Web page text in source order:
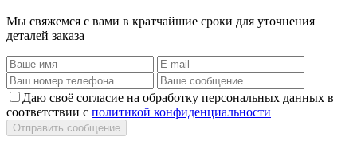
Мы свяжемся с вами в кратчайшие сроки для уточнения
деталей заказа
Даю своё согласие на обработку персональных данных в
соответствии с политикой конфиденциальности
Отправить сообщение